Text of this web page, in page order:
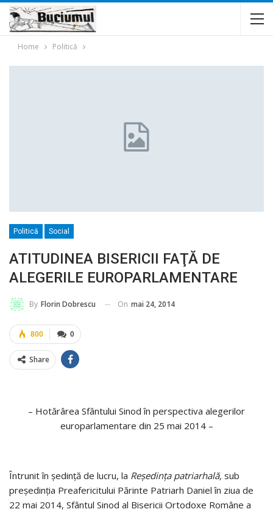
Home Politică
Politică Social
ATITUDINEA BISERICII FAŢĂ DE
ALEGERILE EUROPARLAMENTARE
By Florin Dobrescu On mai 24, 2014
0
800
Share
– Hotărârea Sfântului Sinod în perspectiva alegerilor
europarlamentare din 25 mai 2014 –
Întrunit în şedinţă de lucru, la Reşedinţa patriarhală, sub
preşedinţia Preafericitului Părinte Patriarh Daniel în ziua de
22 mai 2014, Sfântul Sinod al Bisericii Ortodoxe Române a